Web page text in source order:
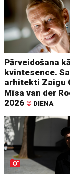
Pārveidošana
kvintesence.
arhitekti Zaigu
Mīsa van der
2026 © DIENA